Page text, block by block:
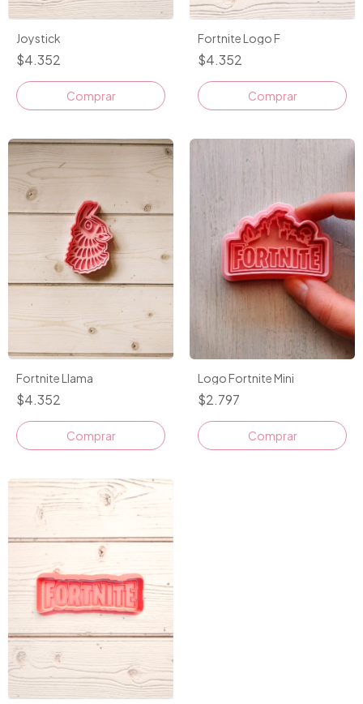
Joystick
$4.352
Comprar
Fortnite Logo F
$4.352
Comprar
Fortnite Llama
$4.352
Comprar
Logo Fortnite Mini
$2.797
Comprar